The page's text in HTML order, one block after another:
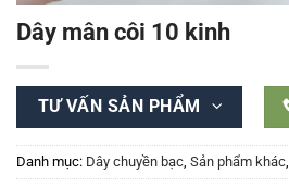
Dây mân côi 10 kinh
TƯ VẤN SẢN PHẨM
Danh mục: Dây chuyền bạc, Sản phẩm khác,